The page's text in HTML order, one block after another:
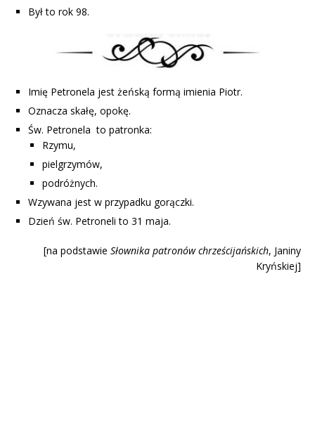
Był to rok 98.
Imię Petronela jest żeńską formą imienia Piotr.
Oznacza skałę, opokę.
Św. Petronela to patronka:
Rzymu,
pielgrzymów,
podróżnych.
Wzywana jest w przypadku gorączki.
Dzień św. Petroneli to 31 maja.
[na podstawie Słownika patronów chrześcijańskich, Janiny
Kryńskiej]